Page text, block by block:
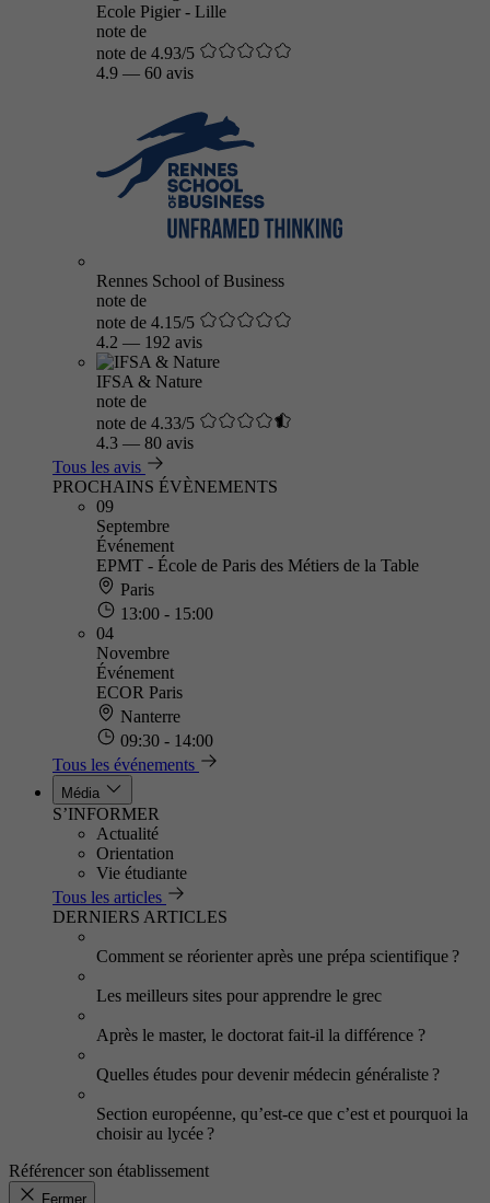
Ecole Pigier - Lille
note de
note de 4.93/5
4.9 — 60 avis
Rennes School of Business
note de
note de 4.15/5
4.2 — 192 avis
IFSA & Nature
note de
note de 4.33/5
4.3 — 80 avis
Tous les avis
PROCHAINS ÉVÈNEMENTS
09
Septembre
Événement
EPMT - École de Paris des Métiers de la Table
Paris
13:00 - 15:00
04
Novembre
Événement
ECOR Paris
Nanterre
09:30 - 14:00
Tous les événements
Média
S’INFORMER
Actualité
Orientation
Vie étudiante
Tous les articles
DERNIERS ARTICLES
Comment se réorienter après une prépa scientifique ?
Les meilleurs sites pour apprendre le grec
Après le master, le doctorat fait-il la différence ?
Quelles études pour devenir médecin généraliste ?
Section européenne, qu’est-ce que c’est et pourquoi la
choisir au lycée ?
Référencer son établissement
Fermer